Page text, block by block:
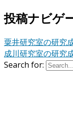
投稿ナビゲ
粟井研究室の研究
成川研究室の研究
Search for: